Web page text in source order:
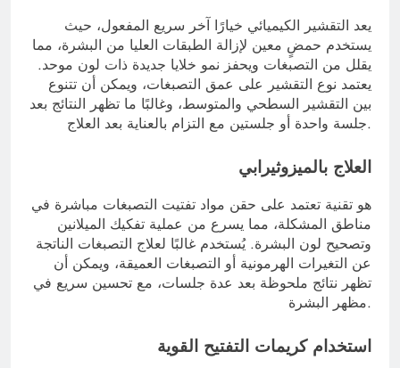
يعد التقشير الكيميائي خيارًا آخر سريع المفعول، حيث
يستخدم حمضٍ معين لإزالة الطبقات العليا من البشرة، مما
يقلل من التصبغات ويحفز نمو خلايا جديدة ذات لون موحد.
يعتمد نوع التقشير على عمق التصبغات، ويمكن أن تتنوع
بين التقشير السطحي والمتوسط، وغالبًا ما تظهر النتائج بعد
جلسة واحدة أو جلستين مع التزام بالعناية بعد العلاج.
العلاج بالميزوثيرابي
هو تقنية تعتمد على حقن مواد تفتيت التصبغات مباشرة في
مناطق المشكلة، مما يسرع من عملية تفكيك الميلانين
وتصحيح لون البشرة. يُستخدم غالبًا لعلاج التصبغات الناتجة
عن التغيرات الهرمونية أو التصبغات العميقة، ويمكن أن
تظهر نتائج ملحوظة بعد عدة جلسات، مع تحسين سريع في
مظهر البشرة.
استخدام كريمات التفتيح القوية